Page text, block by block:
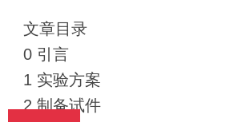
文章目录
0 引言
1 实验方案
2 制备试件